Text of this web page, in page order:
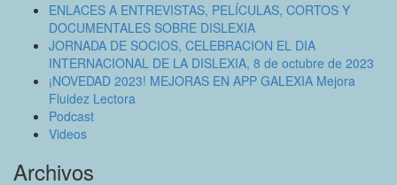
ENLACES A ENTREVISTAS, PELÍCULAS, CORTOS Y
DOCUMENTALES SOBRE DISLEXIA
JORNADA DE SOCIOS, CELEBRACION EL DIA
INTERNACIONAL DE LA DISLEXIA, 8 de octubre de 2023
¡NOVEDAD 2023! MEJORAS EN APP GALEXIA Mejora
Fluidez Lectora
Podcast
Videos
Archivos